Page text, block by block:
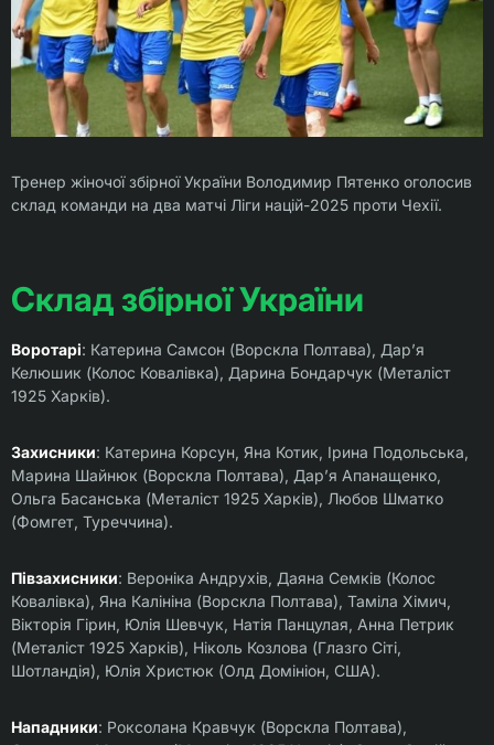
Тренер жіночої збірної України Володимир Пятенко оголосив
склад команди на два матчі Ліги націй-2025 проти Чехії.
Склад збірної України
Воротарі: Катерина Самсон (Ворскла Полтава), Дар’я
Келюшик (Колос Ковалівка), Дарина Бондарчук (Металіст
1925 Харків).
Захисники: Катерина Корсун, Яна Котик, Ірина Подольська,
Марина Шайнюк (Ворскла Полтава), Дар’я Апанащенко,
Ольга Басанська (Металіст 1925 Харків), Любов Шматко
(Фомгет, Туреччина).
Півзахисники: Вероніка Андрухів, Даяна Семків (Колос
Ковалівка), Яна Калініна (Ворскла Полтава), Таміла Хімич,
Вікторія Гірин, Юлія Шевчук, Натія Панцулая, Анна Петрик
(Металіст 1925 Харків), Ніколь Козлова (Глазго Сіті,
Шотландія), Юлія Христюк (Олд Домініон, США).
Нападники: Роксолана Кравчук (Ворскла Полтава),